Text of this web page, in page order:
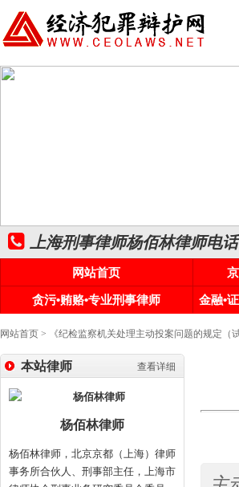
上海刑事律师杨佰林律师电
网站首页
贪污•贿赂•专业刑事律师
金融•
网站首页 > 《纪检监察机关处理主动投案问题的规定（试
查看详细
本站律师
杨佰林律师
杨佰林律师，北京京都（上海）律师
事务所合伙人、刑事部主任，上海市